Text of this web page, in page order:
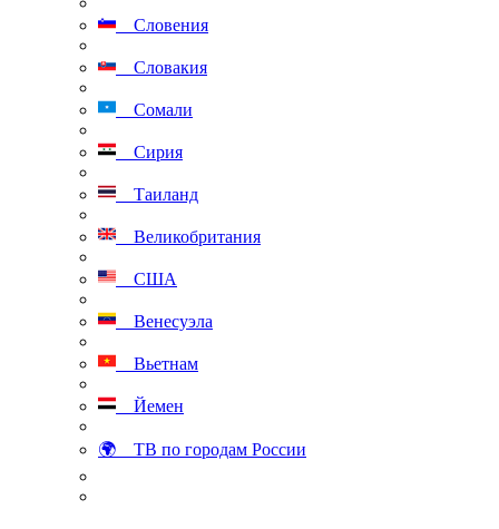
Словения
Словакия
Сомали
Сирия
Таиланд
Великобритания
США
Венесуэла
Вьетнам
Йемен
🌍 ТВ по городам России